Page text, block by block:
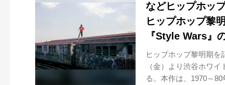
などヒップホッ
ヒップホップ黎
『Style Wars』
ヒップホップ黎明期を
（金）より渋谷ホワ
る。本作は、1970～